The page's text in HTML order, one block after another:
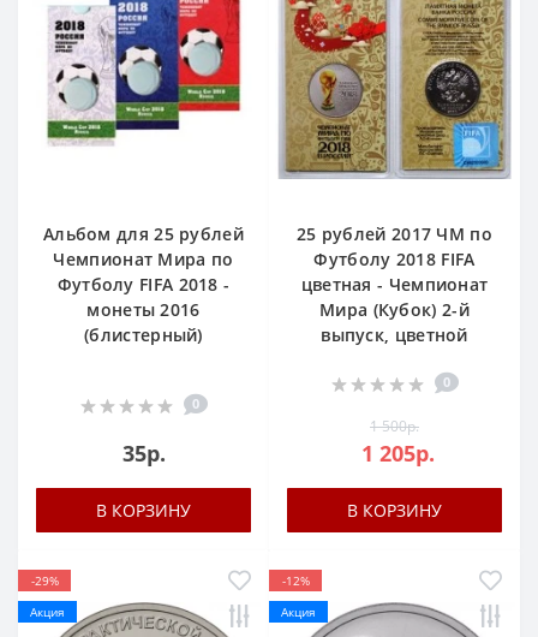
Альбом для 25 рублей
Чемпионат Мира по
Футболу FIFA 2018 -
монеты 2016
(блистерный)
0
35р.
В КОРЗИНУ
25 рублей 2017 ЧМ по
Футболу 2018 FIFA
цветная - Чемпионат
Мира (Кубок) 2-й
выпуск, цветной
0
1 500р.
1 205р.
В КОРЗИНУ
-29%
Акция
-12%
Акция